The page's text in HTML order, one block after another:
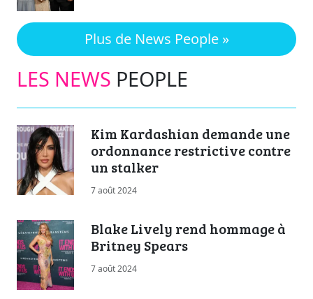
Plus de News People »
LES NEWS PEOPLE
Kim Kardashian demande une
ordonnance restrictive contre
un stalker
7 août 2024
Blake Lively rend hommage à
Britney Spears
7 août 2024